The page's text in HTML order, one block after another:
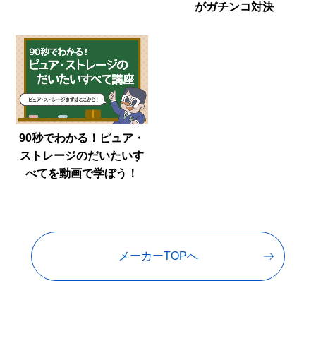
がガチンコ対決
90秒でわかる！ピュア・
ストレージのだいたいす
べてを動画で学ぼう！
メーカーTOPへ